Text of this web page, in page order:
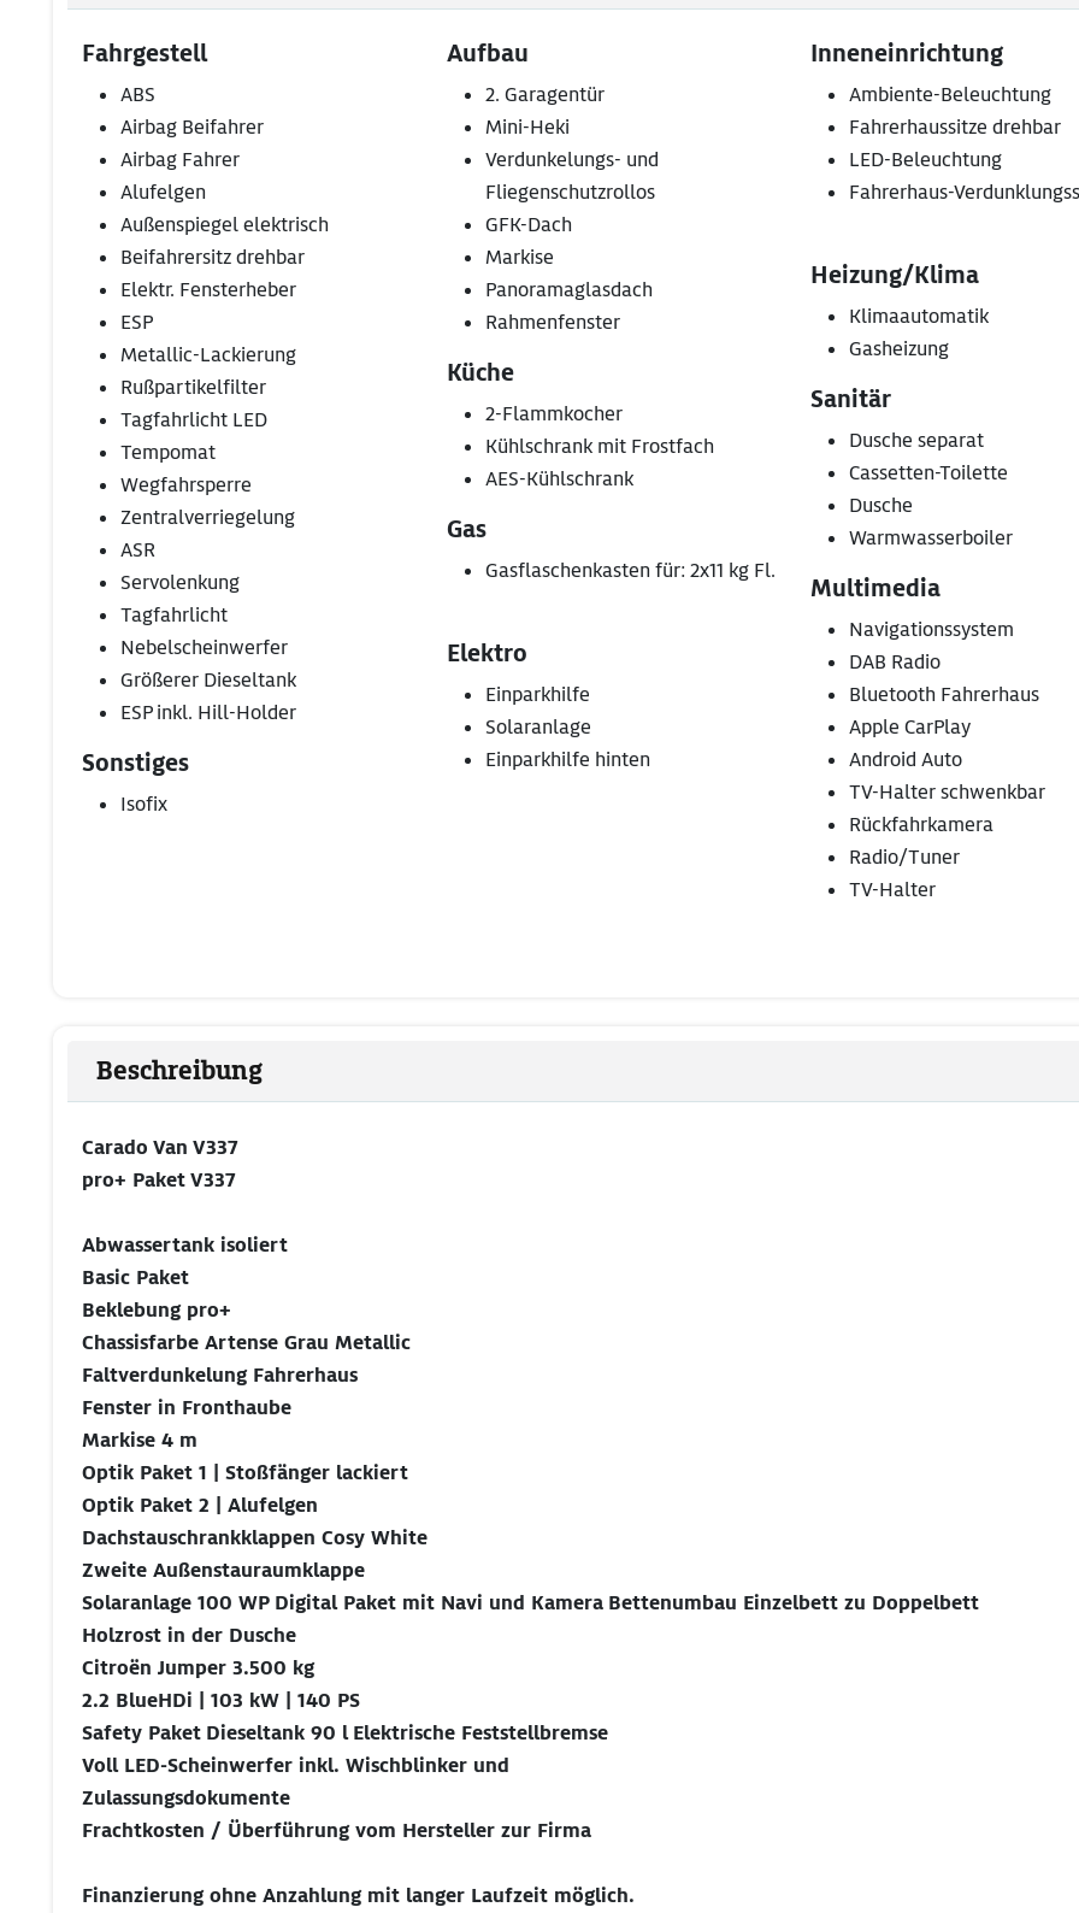
Fahrgestell
ABS
Airbag Beifahrer
Airbag Fahrer
Alufelgen
Außenspiegel elektrisch
Beifahrersitz drehbar
Elektr. Fensterheber
ESP
Metallic-Lackierung
Rußpartikelfilter
Tagfahrlicht LED
Tempomat
Wegfahrsperre
Zentralverriegelung
ASR
Servolenkung
Tagfahrlicht
Nebelscheinwerfer
Größerer Dieseltank
ESP inkl. Hill-Holder
Aufbau
2. Garagentür
Mini-Heki
Verdunkelungs- und
Fliegenschutzrollos
GFK-Dach
Markise
Panoramaglasdach
Rahmenfenster
Inneneinrichtung
Ambiente-Beleuchtung
Fahrerhaussitze drehbar
LED-Beleuchtung
Fahrerhaus-
Heizung/Klima
Klimaautomatik
Gasheizung
Küche
2-Flammkocher
Kühlschrank mit Frostfach
AES-Kühlschrank
Sanitär
Dusche separat
Cassetten-Toilette
Dusche
Warmwasserboiler
Gas
Gasflaschenkasten für: 2x11 kg Fl.
Multimedia
Navigationssystem
DAB Radio
Bluetooth Fahrerhaus
Apple CarPlay
Android Auto
TV-Halter schwenkbar
Rückfahrkamera
Radio/Tuner
TV-Halter
Elektro
Einparkhilfe
Solaranlage
Einparkhilfe hinten
Sonstiges
Isofix
Beschreibung
Carado Van V337
pro+ Paket V337
Abwassertank isoliert
Basic Paket
Beklebung pro+
Chassisfarbe Artense Grau Metallic
Faltverdunkelung Fahrerhaus
Fenster in Fronthaube
Markise 4 m
Optik Paket 1 | Stoßfänger lackiert
Optik Paket 2 | Alufelgen
Dachstauschrankklappen Cosy White
Zweite Außenstauraumklappe
Solaranlage 100 WP Digital Paket mit Navi und Kamera Bettenumbau Einzelbett zu Doppelbett
Holzrost in der Dusche
Citroën Jumper 3.500 kg
2.2 BlueHDi | 103 kW | 140 PS
Safety Paket Dieseltank 90 l Elektrische Feststellbremse
Voll LED-Scheinwerfer inkl. Wischblinker und
Zulassungsdokumente
Frachtkosten / Überführung vom Hersteller zur Firma
Finanzierung ohne Anzahlung mit langer Laufzeit möglich.